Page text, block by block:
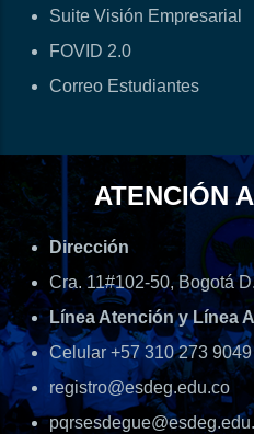
Suite Visión Empresarial
FOVID 2.0
Correo Estudiantes
ATENCIÓN
Dirección
Cra. 11#102-50, Bogotá
Línea Atención y Línea
Celular +57 310 273 9049
registro@esdeg.edu.co